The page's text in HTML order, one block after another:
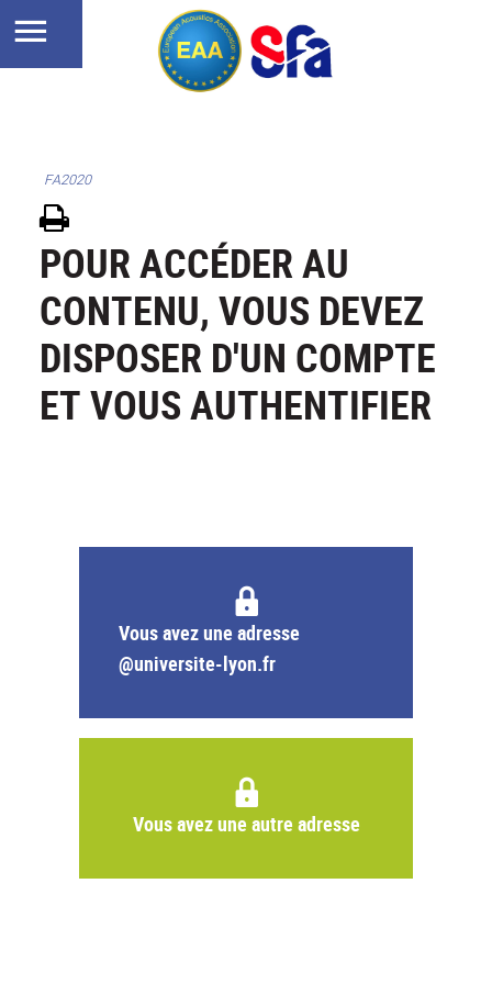
FA2020
POUR ACCÉDER AU
CONTENU, VOUS DEVEZ
DISPOSER D'UN COMPTE
ET VOUS AUTHENTIFIER
Vous avez une adresse
@universite-lyon.fr
Vous avez une autre adresse